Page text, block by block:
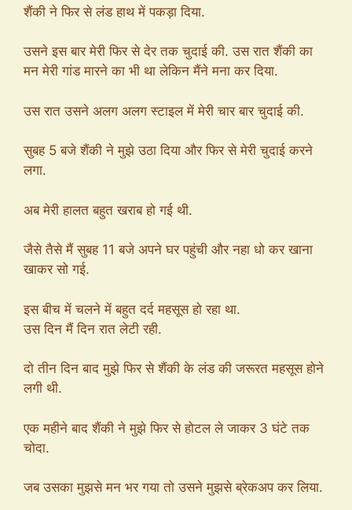
शैंकी ने फिर से लंड हाथ में पकड़ा दिया.
उसने इस बार मेरी फिर से देर तक चुदाई की. उस रात शैंकी का
मन मेरी गांड मारने का भी था लेकिन मैंने मना कर दिया.
उस रात उसने अलग अलग स्टाइल में मेरी चार बार चुदाई की.
सुबह 5 बजे शैंकी ने मुझे उठा दिया और फिर से मेरी चुदाई करने
लगा.
अब मेरी हालत बहुत खराब हो गई थी.
जैसे तैसे मैं सुबह 11 बजे अपने घर पहुंची और नहा धो कर खाना
खाकर सो गई.
इस बीच में चलने में बहुत दर्द महसूस हो रहा था.
उस दिन मैं दिन रात लेटी रही.
दो तीन दिन बाद मुझे फिर से शैंकी के लंड की जरूरत महसूस होने
लगी थी.
एक महीने बाद शैंकी ने मुझे फिर से होटल ले जाकर 3 घंटे तक
चोदा.
जब उसका मुझसे मन भर गया तो उसने मुझसे ब्रेकअप कर लिया.